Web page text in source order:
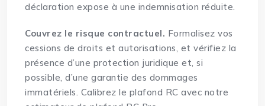
déclaration expose à une indemnisation réduite.
Couvrez le risque contractuel. Formalisez vos
cessions de droits et autorisations, et vérifiez la
présence d’une protection juridique et, si
possible, d’une garantie des dommages
immatériels. Calibrez le plafond RC avec notre